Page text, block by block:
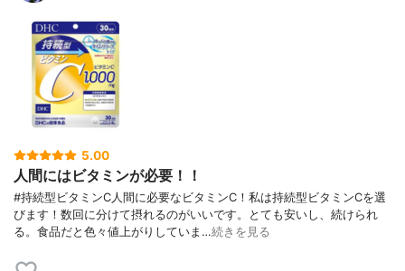
5.00
人間にはビタミンが必要！！
#持続型ビタミンC人間に必要なビタミンC！私は持続型ビタミンCを選
びます！数回に分けて摂れるのがいいです。とても安いし、続けられ
る。食品だと色々値上がりしていま…続きを見る